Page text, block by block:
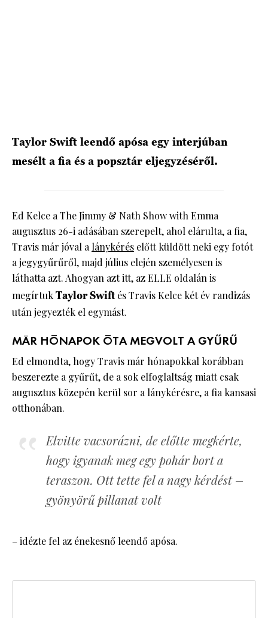
Taylor Swift leendő apósa egy interjúban
mesélt a fia és a popsztár eljegyzéséről.
Ed Kelce a The Jimmy & Nath Show with Emma
augusztus 26-i adásában szerepelt, ahol elárulta, a fia,
Travis már jóval alánykérés előtt küldött neki egy fotót
a jegygyűrűről, majd július elején személyesen is
láthatta azt. Ahogyan azt itt, az ELLE oldalán is
megírtukTaylor Swiftés Travis Kelce két év randizás
után jegyezték el egymást.
MÁR HÓNAPOK ÓTA MEGVOLT A GYŰRŰ
Ed elmondta, hogy Travis már hónapokkal korábban
beszerezte a gyűrűt, de a sok elfoglaltság miatt csak
augusztus közepén kerül sor a lánykérésre, a fia kansasi
otthonában.
Elvitte vacsorázni, de előtte megkérte,
hogy igyanak meg egy pohár bort a
teraszon. Ott tette fel a nagy kérdést –
gyönyörű pillanat volt
– idézte fel az énekesnő leendő apósa.